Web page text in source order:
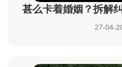
甚么卡着婚姻？拆解
27-04-